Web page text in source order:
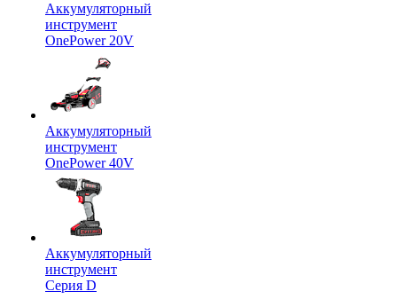
Аккумуляторный
инструмент
OnePower 20V
Аккумуляторный
инструмент
OnePower 40V
Аккумуляторный
инструмент
Серия D